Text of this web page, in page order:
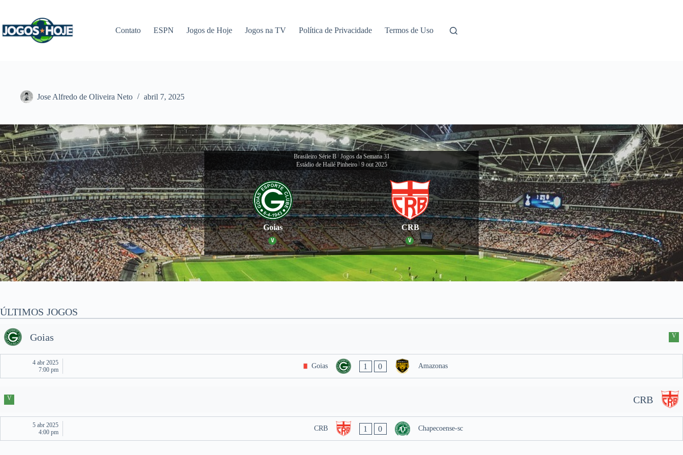
conteúdo
Contato ESPN Jogos de Hoje Jogos na TV Política de Privacidade Termos de Uso
Jose Alfredo de Oliveira Neto abril 7, 2025
Brasileiro Série B
Jogos da Semana 31
Estádio de Hailé Pinheiro
9 out 2025
Goias
V
CRB
V
ÚLTIMOS JOGOS
Goias V
4 abr 2025
7:00 pm
Goias 1 0 Amazonas
CRB
V
5 abr 2025
4:00 pm
CRB 1 0 Chapecoense-sc